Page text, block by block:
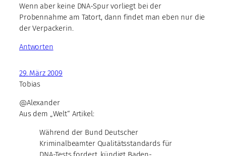
Wenn aber keine DNA-Spur vorliegt bei der
Probennahme am Tatort, dann findet man eben nur die
der Verpackerin.
Antworten
29. März 2009
Tobias
@Alexander
Aus dem „Welt“ Artikel:
Während der Bund Deutscher
Kriminalbeamter Qualitätsstandards für